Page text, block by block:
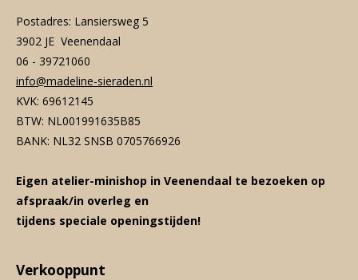
Postadres: Lansiersweg 5
3902 JE Veenendaal
06 - 39721060
info@madeline-sieraden.nl
KVK: 69612145
BTW: NL001991635B85
BANK: NL32 SNSB 0705766926
Eigen atelier-minishop in Veenendaal te bezoeken op
afspraak/in overleg en
tijdens speciale openingstijden!
Verkooppunt